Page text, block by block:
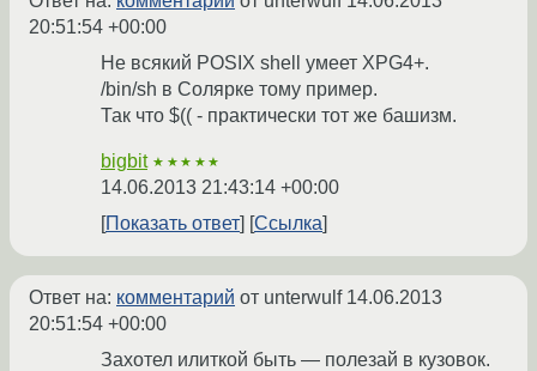
20:51:54 +00:00
Не всякий POSIX shell умеет XPG4+.
/bin/sh в Солярке тому пример.
Так что $(( - практически тот же башизм.
bigbit ★★★★★
14.06.2013 21:43:14 +00:00
Показать ответ
Ссылка
Ответ на: комментарий от unterwulf 14.06.2013
20:51:54 +00:00
Захотел илиткой быть — полезай в кузовок.